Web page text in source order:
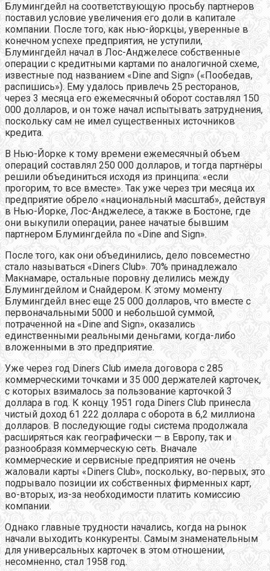
Блумингдейл на соответствующую просьбу партнеров
поставил условие увеличения его доли в капитале
компании. После того, как нью-йоркцы, уверенные в
конечном успехе предприятия, не уступили,
Блумингдейл начал в Лос-Анджелесе собственные
операции с кредитными картами по аналогичной схеме,
известные под названием «Dine and Sign» («Пообедав,
распишись»). Ему удалось привлечь 25 ресторанов,
через 3 месяца его ежемесячный оборот составлял 150
000 долларов, и он тоже начал испытывать затруднения,
поскольку сам не имел существенных источников
кредита.
В Нью-Йорке к тому времени ежемесячный объем
операций составлял 250 000 долларов, и тогда партнёры
решили объединиться исходя из принципа: «если
прогорим, то все вместе». Так уже через три месяца их
предприятие обрело «национальный масштаб», действуя
в Нью-Йорке, Лос-Анджелесе, а также в Бостоне, где
они выкупили операции, ранее начатые бывшим
партнером Блумингдейла по «Dine and Sign».
После того, как они объединились, дело повсеместно
стало называться «Diners Club». 70% принадлежало
Макнамаре, остальные поровну делились между
Блумингдейлом и Снайдером. К этому моменту
Блумингдейл внес еще 25 000 долларов, что вместе с
первоначальными 5000 и небольшой суммой,
потраченной на «Dine and Sign», оказались
единственными реальными деньгами, когда-либо
вложенными в это предприятие.
Уже через год Diners Club имела договора с 285
коммерческими точками и 35 000 держателей карточек,
с которых взималось за пользование карточкой 3
доллара в год. К концу 1951 года Diners Club принесла
чистый доход 61 222 доллара с оборота в 6,2 миллиона
долларов. В последующие годы система продолжала
расширяться как географически — в Европу, так и
разнообразя коммерческую сеть. Вначале
коммерческие и сервисные предприятия не очень
жаловали карты «Diners Club», поскольку, во-первых, это
подрывало позиции их собственных фирменных карт,
во-вторых, из-за необходимости платить комиссию
компании.
Однако главные трудности начались, когда на рынок
начали выходить конкуренты. Самым знаменательным
для универсальных карточек в этом отношении,
несомненно, стал 1958 год.